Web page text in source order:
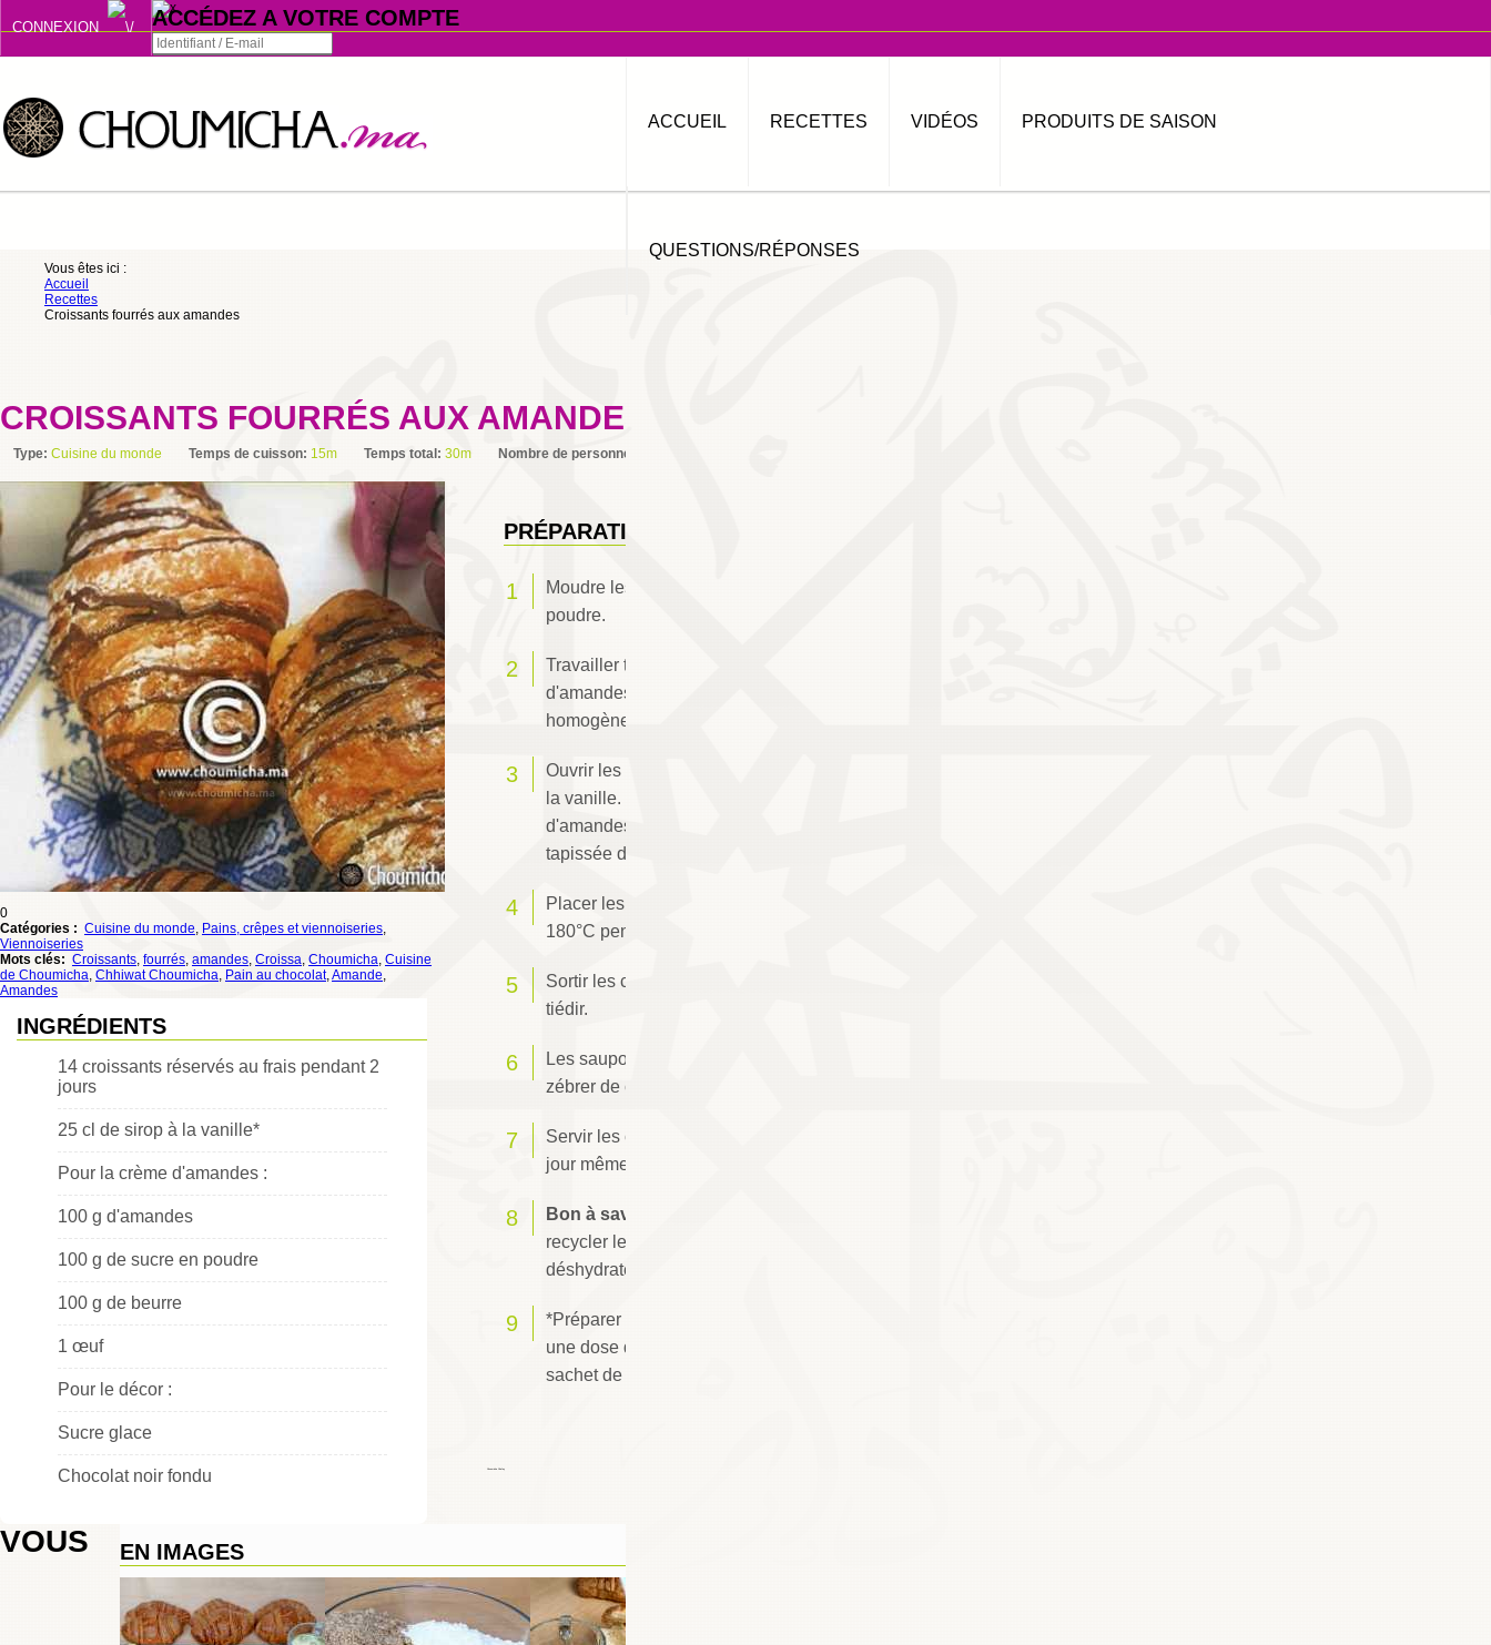
CONNEXION ACCÉDEZ A VOTRE COMPTE
Se souvenir de moi
S'INSCRIRE
ACCUEIL RECETTES VIDÉOS PRODUITS DE SAISON
QUESTIONS/RÉPONSES
Vous êtes ici :
Accueil
Recettes
Croissants fourrés aux amandes
CROISSANTS FOURRÉS AUX AMANDES
Type: Cuisine du monde Temps de cuisson: 15m Temps total: 30m Nombre de personnes
0
Catégories : Cuisine du monde, Pains, crêpes et viennoiseries,
Viennoiseries
Mots clés: Croissants, fourrés, amandes, Croissa, Choumicha, Cuisine
de Choumicha, Chhiwat Choumicha, Pain au chocolat,Amande,
Amandes
INGRÉDIENTS
14 croissants réservés au frais pendant 2
jours
25 cl de sirop à la vanille*
Pour la crème d'amandes :
100 g d'amandes
100 g de sucre en poudre
100 g de beurre
1 œuf
Pour le décor :
Sucre glace
Chocolat noir fondu
PRÉPARATION
Moudre les amandes pour les réduire en
poudre.
Travailler tous les ingrédients de la crème
d'amandes pour obtenir un mélange
homogène.
Ouvrir les croissants et les imbiber de sirop à
la vanille. Garnir les croissants de crème
d'amandes et les disposer sur une plaque
tapissée de papier sulfurisé.
Placer les croissants au four préchauffé à
180°C pendant 15 mn.
Sortir les croissants du four et les laisser
tiédir.
Les saupoudrer de sucre en poudre et les
zébrer de chocolat noir fondu.
Servir les croissants fourrés aux amandes le
jour même.
Bon à savoir :
recycler les croissants ou les brioches
déshydratées.
*Préparer un sirop de densité moyenne avec
une dose d'eau, deux doses de sucre et un
sachet de sucre vanillé.
EN IMAGES
VOUS